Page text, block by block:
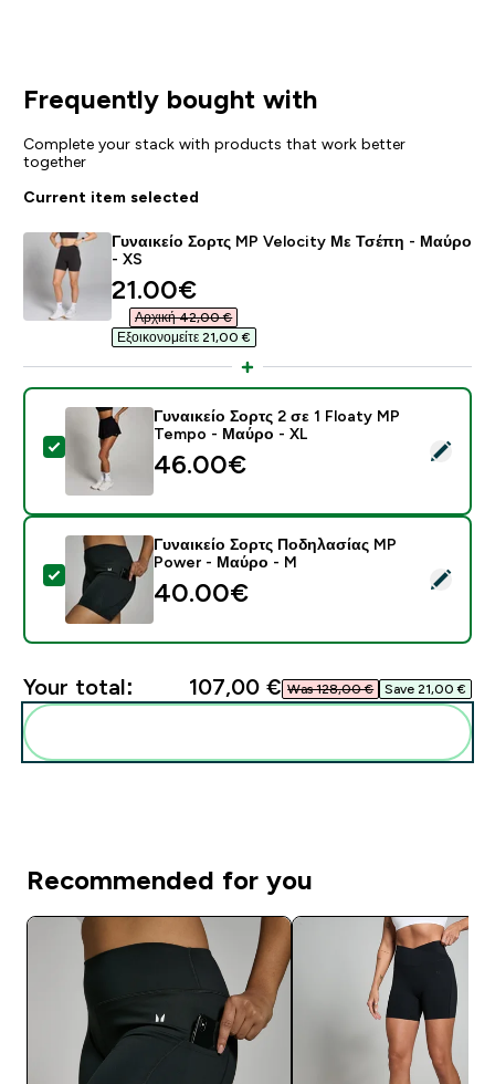
Frequently bought with
Complete your stack with products that work better
together
Current item selected
Γυναικείο Σορτς MP Velocity Με Τσέπη - Μαύρο
- XS
discounted price
21.00€‎
Αρχική 42,00 €‎
Εξοικονομείτε 21,00 €‎
Select this product - Γυναικείο Σορτς 2 σε 1 Floaty
Γυναικείο Σορτς 2 σε 1 Floaty MP
Tempo - Μαύρο - XL
46.00€‎
Select this product - Γυναικείο Σορτς Ποδηλασίας
Γυναικείο Σορτς Ποδηλασίας MP
Power - Μαύρο - M
40.00€‎
Your total: 107,00 €‎ Was 128,00 €‎ Save 21,00 €‎
Recommended for you